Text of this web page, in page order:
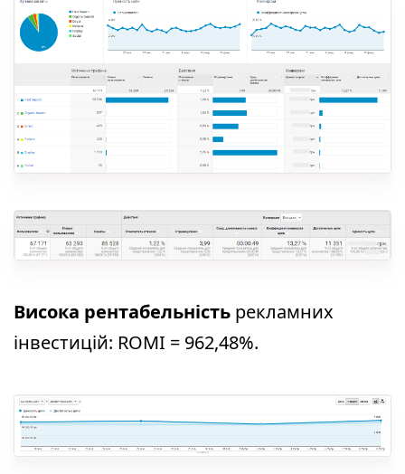
Висока рентабельність рекламних
інвестицій: ROMI = 962,48%.